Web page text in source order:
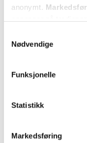
anonymt.
Nødvendige
Funksjonelle
Statistikk
Markedsføring
flagg denne anmeldelsen
Bra
25 dager siden
Maia
0